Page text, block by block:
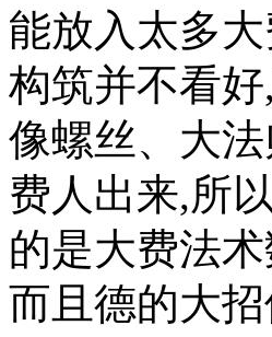
能放入太多
构筑并不看
像螺丝、大
费人出来,所
的是大费法
而且德的大